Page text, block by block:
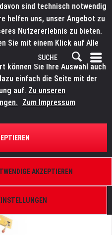
sind technisch notwendig
helfen uns, unser Angebot zu
Nutzererlebnis zu bieten.
Sie mit einem Klick auf Alle
finden Sie in den
können Sie Ihre Auswahl auch
einfach die Seite mit der
auf. Zu unseren
Zum Impressum
AKZEPTIEREN